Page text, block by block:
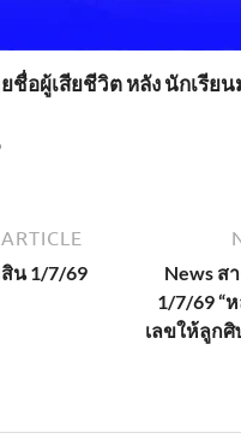
ชื่อผู้เสียชีวิต หลัง นักเรีย
น 1/7/69
News ส
1/7/69 “
เลขให้ลูกศิ